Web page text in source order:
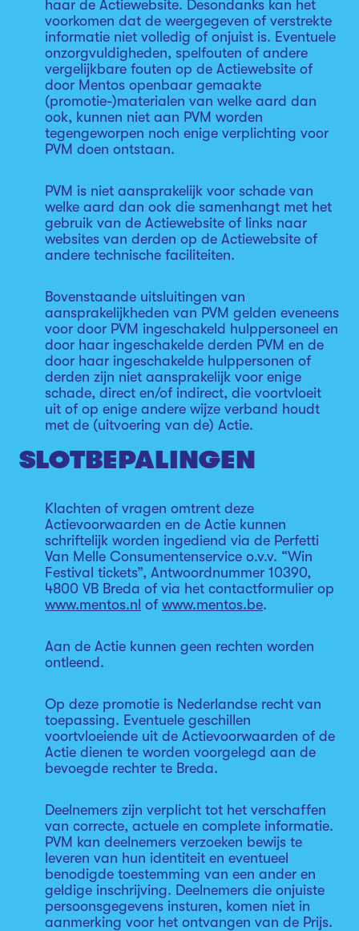
haar de Actiewebsite. Desondanks kan het
voorkomen dat de weergegeven of verstrekte
informatie niet volledig of onjuist is. Eventuele
onzorgvuldigheden, spelfouten of andere
vergelijkbare fouten op de Actiewebsite of
door Mentos openbaar gemaakte
(promotie-)materialen van welke aard dan
ook, kunnen niet aan PVM worden
tegengeworpen noch enige verplichting voor
PVM doen ontstaan.
PVM is niet aansprakelijk voor schade van
welke aard dan ook die samenhangt met het
gebruik van de Actiewebsite of links naar
websites van derden op de Actiewebsite of
andere technische faciliteiten.
Bovenstaande uitsluitingen van
aansprakelijkheden van PVM gelden eveneens
voor door PVM ingeschakeld hulppersoneel en
door haar ingeschakelde derden PVM en de
door haar ingeschakelde hulppersonen of
derden zijn niet aansprakelijk voor enige
schade, direct en/of indirect, die voortvloeit
uit of op enige andere wijze verband houdt
met de (uitvoering van de) Actie.
SLOTBEPALINGEN
Klachten of vragen omtrent deze
Actievoorwaarden en de Actie kunnen
schriftelijk worden ingediend via de Perfetti
Van Melle Consumentenservice o.v.v. “Win
Festival tickets”, Antwoordnummer 10390,
4800 VB Breda of via het contactformulier op
www.mentos.nl of www.mentos.be.
Aan de Actie kunnen geen rechten worden
ontleend.
Op deze promotie is Nederlandse recht van
toepassing. Eventuele geschillen
voortvloeiende uit de Actievoorwaarden of de
Actie dienen te worden voorgelegd aan de
bevoegde rechter te Breda.
Deelnemers zijn verplicht tot het verschaffen
van correcte, actuele en complete informatie.
PVM kan deelnemers verzoeken bewijs te
leveren van hun identiteit en eventueel
benodigde toestemming van een ander en
geldige inschrijving. Deelnemers die onjuiste
persoonsgegevens insturen, komen niet in
aanmerking voor het ontvangen van de Prijs.